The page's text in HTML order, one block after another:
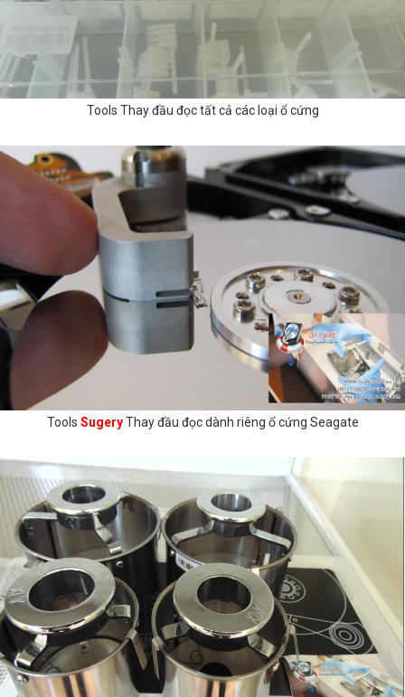
Tools Thay đầu đọc tất cả các loại ổ cứng
Tools SugeryThay đầu đọc dành riêng ổ cứng Seagate